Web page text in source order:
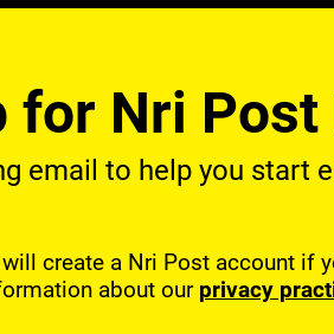
for Nri Post
email to help you start
create a Nri Post account if
about our privacy